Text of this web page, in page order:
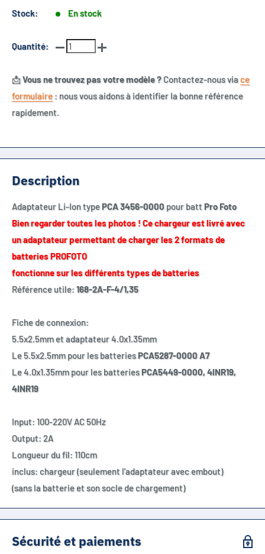
Stock: En stock
Quantité:
📩Vous ne trouvez pas votre modèle ?Contactez-nous viace
formulaire : nous vous aidons à identifier la bonne référence
rapidement.
Description
Adaptateur Li-Ion typePCA 3456-0000 pour battPro Foto
Bien regarder toutes les photos ! Ce chargeur est livré avec
un adaptateur permettant de charger les 2 formats de
batteries PROFOTO
fonctionne sur les différents types de batteries
Référence utile: 168-2A-F-4/1,35
Fiche de connexion:
5.5x2.5mm et adaptateur 4.0x1.35mm
Le 5.5x2.5mm pour les batteriesPCA5287-0000A7
Le 4.0x1.35mm pour les batteriesPCA5449-0000, 4lNR19,
4INR19
Input: 100-220V AC 50Hz
Output: 2A
Longueur du fil: 110cm
inclus: chargeur (seulement l'adaptateur avec embout)
(sans la batterie et son socle de chargement)
Sécurité et paiements